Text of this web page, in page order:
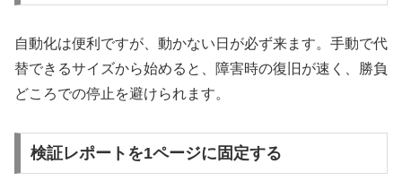
自動化は便利ですが、動かない日が必ず来ます。手動で代
替できるサイズから始めると、障害時の復旧が速く、勝負
どころでの停止を避けられます。
検証レポートを1ページに固定する